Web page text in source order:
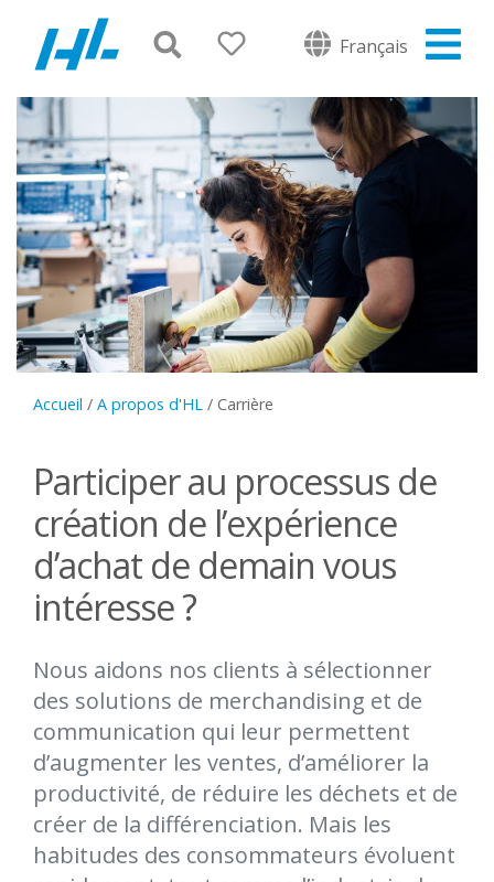
Français
Accueil / A propos d'HL / Carrière
Participer au processus de
création de l’expérience
d’achat de demain vous
intéresse ?
Nous aidons nos clients à sélectionner
des solutions de merchandising et de
communication qui leur permettent
d’augmenter les ventes, d’améliorer la
productivité, de réduire les déchets et de
créer de la différenciation. Mais les
habitudes des consommateurs évoluent